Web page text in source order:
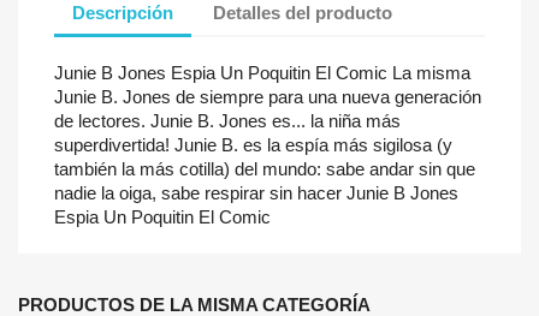
Descripción Detalles del producto
Junie B Jones Espia Un Poquitin El Comic La misma
Junie B. Jones de siempre para una nueva generación
de lectores. Junie B. Jones es... la niña más
superdivertida! Junie B. es la espía más sigilosa (y
también la más cotilla) del mundo: sabe andar sin que
nadie la oiga, sabe respirar sin hacer Junie B Jones
Espia Un Poquitin El Comic
PRODUCTOS DE LA MISMA CATEGORÍA